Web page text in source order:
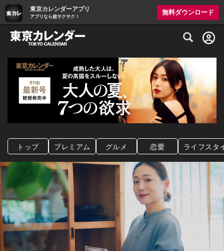
東京カレンダーアプリ
アプリなら超サクサク！
無料ダウンロード
グルメ情報・プレミアムレストラン予約
トップ プレミアム グルメ 恋愛 ライフスタ